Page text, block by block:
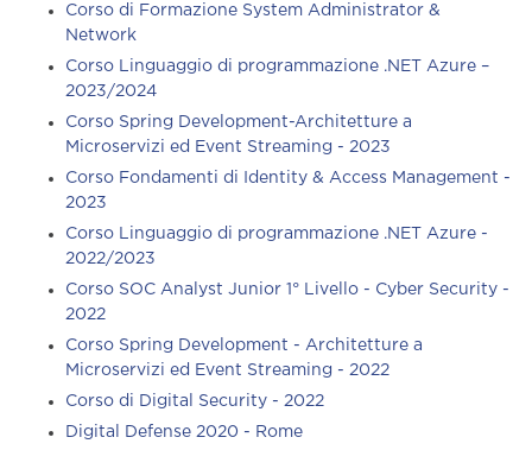
Corso di Formazione System Administrator &
Network
Corso Linguaggio di programmazione .NET Azure –
2023/2024
Corso Spring Development-Architetture a
Microservizi ed Event Streaming - 2023
Corso Fondamenti di Identity & Access Management -
2023
Corso Linguaggio di programmazione .NET Azure -
2022/2023
Corso SOC Analyst Junior 1° Livello - Cyber Security -
2022
Corso Spring Development - Architetture a
Microservizi ed Event Streaming - 2022
Corso di Digital Security - 2022
Digital Defense 2020 - Rome